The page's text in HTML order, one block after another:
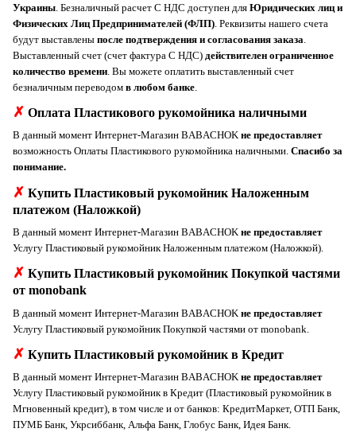
Украины . Безналичный расчет С НДС доступен для Юридических лиц и
Физических Лиц Предпринимателей (ФЛП) . Реквизиты нашего счета
будут выставлены после подтверждения и согласования заказа
Выставленный счет (счет фактура С НДС) действителен ограниченное
количество времени . Вы можете оплатить выставленный счет
безналичным переводом в любом банке
✗ Оплата Пластикового рукомойника наличными
В данный момент Интернет-Магазин BABACHOK не предоставляет
возможность Оплаты Пластикового рукомойника наличными. Спасибо за
понимание.
✗ Купить Пластиковый рукомойник Наложенным
платежом (Наложкой)
В данный момент Интернет-Магазин BABACHOK не предоставляет
Услугу Пластиковый рукомойник Наложенным платежом (Наложкой).
✗ Купить Пластиковый рукомойник Покупкой частями
от monobank
В данный момент Интернет-Магазин BABACHOK не предоставляет
Услугу Пластиковый рукомойник Покупкой частями от monobank.
✗ Купить Пластиковый рукомойник в Кредит
В данный момент Интернет-Магазин BABACHOK не предоставляет
Услугу Пластиковый рукомойник в Кредит (Пластиковый рукомойник в
Мгновенный кредит), в том числе и от банков: КредитМаркет, ОТП Банк,
ПУМБ Банк, Укрсиббанк, Альфа Банк, Глобус Банк, Идея Банк.